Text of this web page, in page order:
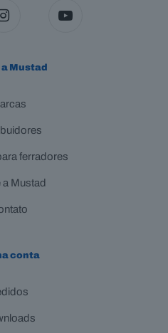
a Mustad
ferradores
Mustad
conta